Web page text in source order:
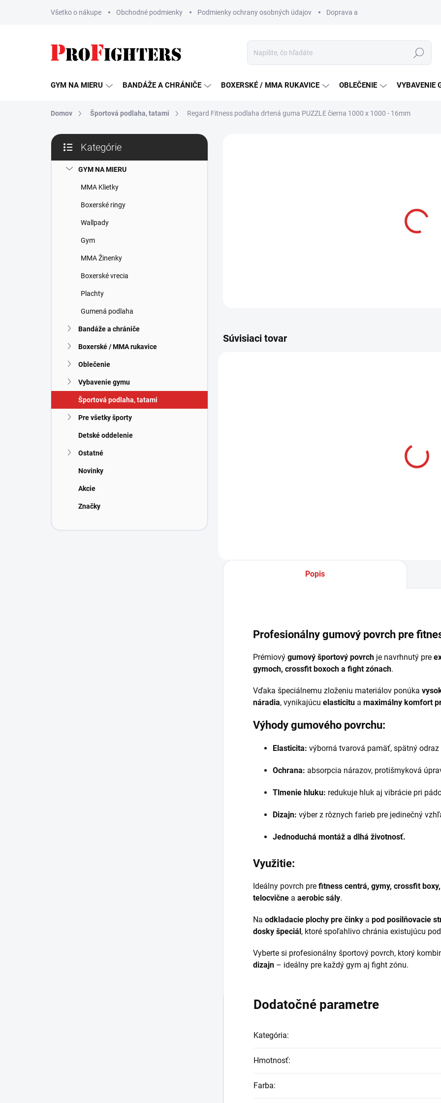
Všetko o nákupe Obchodné podmienky Podmienky ochrany osobných údajov Doprava a platba Všeobecné
Hľadať
GYM NA MIERU BANDÁŽE A CHRÁNIČE BOXERSKÉ / MMA RUKAVICE OBLEČENIE VYBAVENIE
Domov Športová podlaha, tatami Regard Fitness podlaha drtená guma PUZZLE čierna 1000 x 1000 - 16mm
B
č
kategórie
Kategórie
GYM NA MIERU
MMA Klietky
Boxerské ringy
Wallpady
Gym
MMA Žinenky
Boxerské vrecia
Plachty
Gumená podlaha
Bandáže a chrániče
Boxerské / MMA rukavice
Oblečenie
Vybavenie gymu
Športová podlaha, tatami
Pre všetky športy
Detské oddelenie
Ostatné
Novinky
Akcie
Značky
Súvisiaci tovar
Popis
Profesionálny gumový povrch pre
Prémiový gumový športový povrch je navrhnutý pre
gymoch, crossfit boxoch a fight zónach.
Vďaka špeciálnemu zloženiu materiálov ponúka
náradia, vynikajúcu elasticitu a maximálny komfort
Výhody gumového povrchu:
Elasticita: výborná tvarová pamäť, spätný
Ochrana: absorpcia nárazov, protišmyková
Tlmenie hluku: redukuje hluk aj vibrácie pri
Dizajn: výber z rôznych farieb pre jedinečný
Jednoduchá montáž a dlhá životnosť.
Využitie:
Ideálny povrch pre fitness centrá, gymy, crossfit
telocvične a aerobic sály.
Na odkladacie plochy pre činky a pod posilňovacie
dosky špeciál , ktoré spoľahlivo chránia existujúcu
Vyberte si profesionálny športový povrch, ktorý
dizajn – ideálny pre každý gym aj fight zónu.
Dodatočné parametre
Kategória:
Hmotnosť:
Farba: